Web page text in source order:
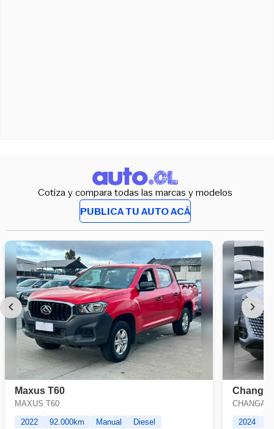
Cotiza y compara todas las marcas y modelos
PUBLICA TU AUTO ACÁ